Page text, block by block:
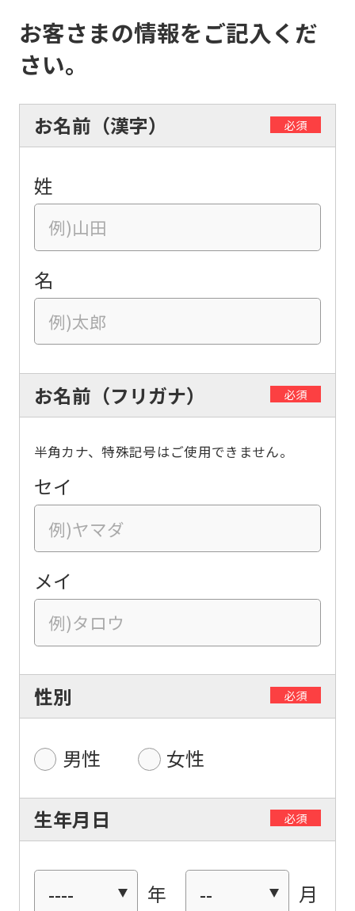
お客さまの情報をご記入くだ
さい。
お名前（漢字） 必須
姓
名
お名前（フリガナ） 必須
半角カナ、特殊記号はご使用できません。
セイ
メイ
性別 必須
男性 女性
生年月日 必須
年 月